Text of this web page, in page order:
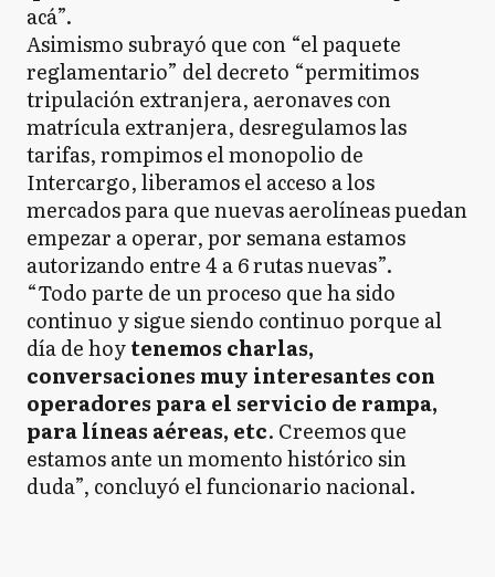
acá”.
Asimismo subrayó que con “el paquete
reglamentario” del decreto “permitimos
tripulación extranjera, aeronaves con
matrícula extranjera, desregulamos las
tarifas, rompimos el monopolio de
Intercargo, liberamos el acceso a los
mercados para que nuevas aerolíneas puedan
empezar a operar, por semana estamos
autorizando entre 4 a 6 rutas nuevas”.
“Todo parte de un proceso que ha sido
continuo y sigue siendo continuo porque al
día de hoytenemos charlas,
conversaciones muy interesantes con
operadores para el servicio de rampa,
para líneas aéreas, etc. Creemos que
estamos ante un momento histórico sin
duda”, concluyó el funcionario nacional.